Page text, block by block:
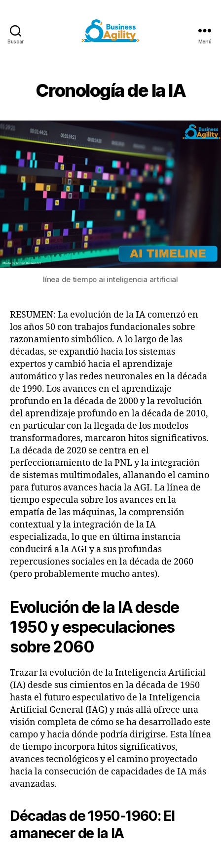
Buscar Menú
Cronología de la IA
línea de tiempo ai inteligencia artificial
RESUMEN: La evolución de la IA comenzó en
los años 50 con trabajos fundacionales sobre
razonamiento simbólico. A lo largo de las
décadas, se expandió hacia los sistemas
expertos y cambió hacia el aprendizaje
automático y las redes neuronales en la década
de 1990. Los avances en el aprendizaje
profundo en la década de 2000 y la revolución
del aprendizaje profundo en la década de 2010,
en particular con la llegada de los modelos
transformadores, marcaron hitos significativos.
La década de 2020 se centra en el
perfeccionamiento de la PNL y la integración
de sistemas multimodales, allanando el camino
para futuros avances hacia la AGI. La línea de
tiempo especula sobre los avances en la
empatía de las máquinas, la comprensión
contextual y la integración de la IA
especializada, lo que en última instancia
conducirá a la AGI y a sus profundas
repercusiones sociales en la década de 2060
(pero probablemente mucho antes).
Evolución de la IA desde
1950 y especulaciones
sobre 2060
Trazar la evolución de la Inteligencia Artificial
(IA) desde sus cimientos en la década de 1950
hasta el futuro especulativo de la Inteligencia
Artificial General (IAG) y más allá ofrece una
visión completa de cómo se ha desarrollado este
campo y hacia dónde podría dirigirse. Esta línea
de tiempo incorpora hitos significativos,
avances tecnológicos y el camino proyectado
hacia la consecución de capacidades de IA más
avanzadas.
Décadas de 1950-1960: El
amanecer de la IA